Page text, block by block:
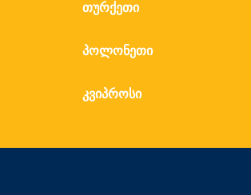
თურქეთი
პოლონეთი
კვიპროსი